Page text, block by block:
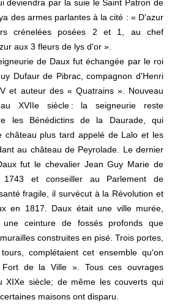
deviendra par la suie le Saint Patron de
des armes parlantes à la cité : « D'azur
crénelées posées 2 et 1, au chef
aux 3 fleurs de lys d'or ».
de Daux fut échangée par le roi
Dufaur de Pibrac, compagnon d'Henri
et auteur des « Quatrains ». Nouveau
au XVIIe siècle : la seigneurie reste
les Bénédictins de la Daurade, qui
château plus tard appelé de Lalo et les
au château de Peyrolade. Le dernier
fut le chevalier Jean Guy Marie de
et conseiller au Parlement de
fragile, il survécut à la Révolution et
en 1817. Daux était une ville murée,
une ceinture de fossés profonds que
construites en pisé. Trois portes,
complétaient cet ensemble qu'on
de la Ville ». Tous ces ouvrages
XIXe siècle; de même les couverts qui
maisons ont disparu.